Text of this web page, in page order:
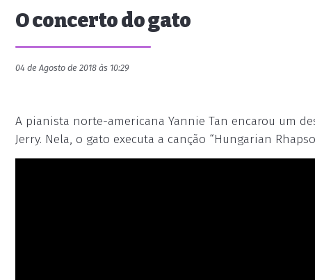
O concerto do gato
04 de Agosto de 2018 às 10:29
A pianista norte-americana Yannie Tan encarou um
Jerry. Nela, o gato executa a canção “Hungarian